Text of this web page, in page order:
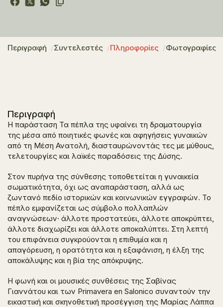
Περιγραφή Συντελεστές Πληροφορίες Φωτογραφίες
Περιγραφή
Η παράσταση Τα πέπλα της υφαίνει τη δραματουργία
της μέσα από ποιητικές φωνές και αφηγήσεις γυναικών
από τη Μέση Ανατολή, διασταυρώνοντάς τες με μύθους,
τελετουργίες και λαϊκές παραδόσεις της Δύσης.
Στον πυρήνα της σύνθεσης τοποθετείται η γυναικεία
σωματικότητα, όχι ως αναπαράσταση, αλλά ως
ζωντανό πεδίο ιστορικών και κοινωνικών εγγραφών. Το
πέπλο εμφανίζεται ως σύμβολο πολλαπλών
αναγνώσεων· άλλοτε προστατεύει, άλλοτε αποκρύπτει,
άλλοτε διαχωρίζει και άλλοτε αποκαλύπτει. Στη λεπτή
του επιφάνεια συγκρούονται η επιθυμία και η
απαγόρευση, η ορατότητα και η εξαφάνιση, η έλξη της
αποκάλυψης και η βία της απόκρυψης.
Η φωνή και οι μουσικές συνθέσεις της Σαβίνας
Γιαννάτου και των Primavera en Salonico συναντούν την
εικαστική και σκηνοθετική προσέγγιση της Μαρίας Λάππα